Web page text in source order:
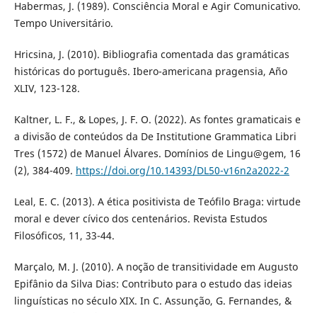
Habermas, J. (1989). Consciência Moral e Agir Comunicativo.
Tempo Universitário.
Hricsina, J. (2010). Bibliografia comentada das gramáticas
históricas do português. Ibero-americana pragensia, Año
XLIV, 123-128.
Kaltner, L. F., & Lopes, J. F. O. (2022). As fontes gramaticais e
a divisão de conteúdos da De Institutione Grammatica Libri
Tres (1572) de Manuel Álvares. Domínios de Lingu@gem, 16
(2), 384-409. https://doi.org/10.14393/DL50-v16n2a2022-2
Leal, E. C. (2013). A ética positivista de Teófilo Braga: virtude
moral e dever cívico dos centenários. Revista Estudos
Filosóficos, 11, 33-44.
Marçalo, M. J. (2010). A noção de transitividade em Augusto
Epifânio da Silva Dias: Contributo para o estudo das ideias
linguísticas no século XIX. In C. Assunção, G. Fernandes, &